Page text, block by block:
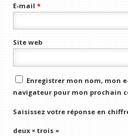
E-mail*
Site web
Enregistrer mon nom, mon
navigateur pour mon prochain
Saisissez votre réponse en
deux × trois =